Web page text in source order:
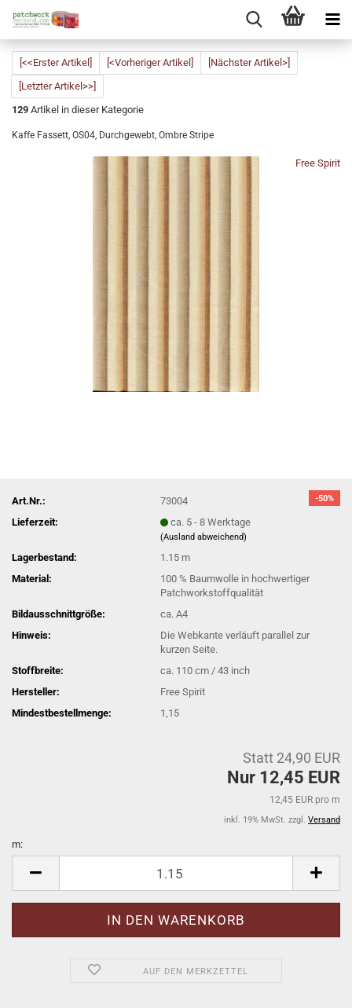
[<<Erster Artikel] [<Vorheriger Artikel]
[Nächster Artikel>]
[Letzter Artikel>>]
129 Artikel in dieser Kategorie
Kaffe Fassett, OS04, Durchgewebt, Ombre Stripe
Free Spirit
-50%
Art.Nr.:
73004
Lieferzeit:
ca. 5 - 8 Werktage
(Ausland abweichend)
Lagerbestand: 1.15 m
Material:
100 % Baumwolle in hochwertiger
Patchworkstoffqualität
Bildausschnittgröße:
ca. A4
Hinweis:
Die Webkante verläuft parallel zur
kurzen Seite.
Stoffbreite:
ca. 110 cm / 43 inch
Hersteller:
Free Spirit
Mindestbestellmenge:
1,15
Statt 24,90 EUR
Nur 12,45 EUR
12,45 EUR pro m
inkl. 19% MwSt. zzgl. Versand
m:
AUF DEN MERKZETTEL